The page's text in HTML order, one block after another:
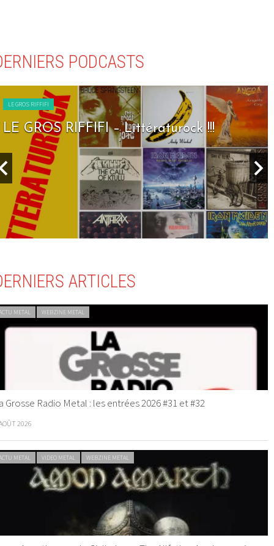
PODCASTS
LE GROS RIFFIFI
LE GROS RIFFIFI – Littératurock !!!
ARTICLES
METAL WEBZINE METAL
Grosse Radio Metal : les entrées 2026 #31 et #32
2026
METAL VIDEO METAL WEBZINE METAL